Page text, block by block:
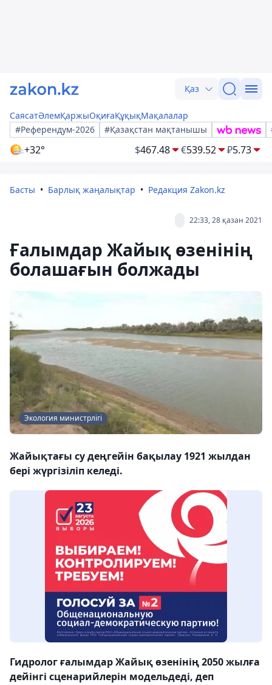
Қаз
СаясатӘлемҚаржыОқиғаҚұқықМақалалар
#Референдум-2026
#Қазақстан мақтанышы
+32° $467.48 €539.52 ₽5.73
Басты Барлық жаңалықтар Редакция Zakon.kz
22:33, 28 қазан 2021
Ғалымдар Жайық өзенінің
болашағын болжады
Экология министрлігі
Жайықтағы су деңгейін бақылау 1921 жылдан
бері жүргізіліп келеді.
Гидролог ғалымдар Жайық өзенінің 2050 жылға
дейінгі сценарийлерін модельдеді, деп